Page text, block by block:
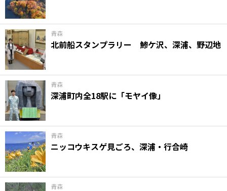
青森
北前船スタンプラリー 鯵ケ沢、深浦、野辺地
青森
深浦町内全18駅に「モヤイ像」
青森
ニッコウキスゲ見ごろ、深浦・行合崎
青森